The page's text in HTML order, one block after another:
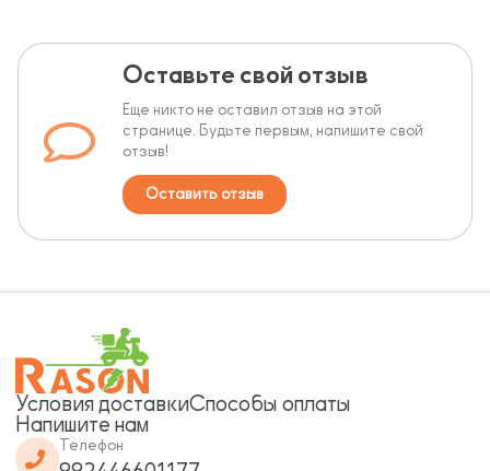
Оставьте свой отзыв
Еще никто не оставил отзыв на этой
странице. Будьте первым, напишите свой
отзыв!
Оставить отзыв
Условия доставкиСпособы оплаты
Напишите нам
Телефон